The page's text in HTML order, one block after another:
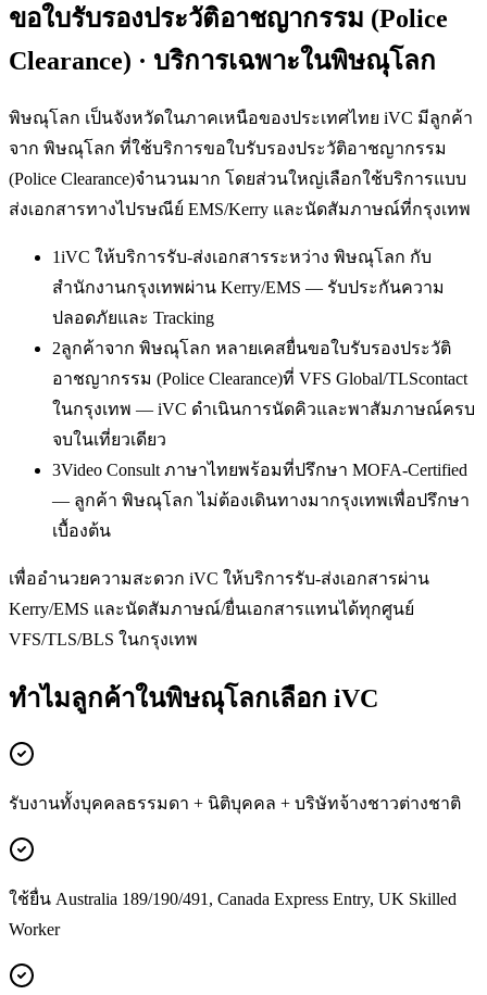
ขอใบรับรองประวัติอาชญากรรม (Police
Clearance) · บริการเฉพาะในพิษณุโลก
พิษณุโลก เป็นจังหวัดในภาคเหนือของประเทศไทย iVC มีลูกค้า
จาก พิษณุโลก ที่ใช้บริการขอใบรับรองประวัติอาชญากรรม
(Police Clearance)จำนวนมาก โดยส่วนใหญ่เลือกใช้บริการแบบ
ส่งเอกสารทางไปรษณีย์ EMS/Kerry และนัดสัมภาษณ์ที่กรุงเทพ
1iVC ให้บริการรับ-ส่งเอกสารระหว่าง พิษณุโลก กับ
สำนักงานกรุงเทพผ่าน Kerry/EMS — รับประกันความ
ปลอดภัยและ Tracking
2ลูกค้าจาก พิษณุโลก หลายเคสยื่นขอใบรับรองประวัติ
อาชญากรรม (Police Clearance)ที่ VFS Global/TLScontact
ในกรุงเทพ — iVC ดำเนินการนัดคิวและพาสัมภาษณ์ครบ
จบในเที่ยวเดียว
3Video Consult ภาษาไทยพร้อมที่ปรึกษา MOFA-Certified
— ลูกค้า พิษณุโลก ไม่ต้องเดินทางมากรุงเทพเพื่อปรึกษา
เบื้องต้น
เพื่ออำนวยความสะดวก iVC ให้บริการรับ-ส่งเอกสารผ่าน
Kerry/EMS และนัดสัมภาษณ์/ยื่นเอกสารแทนได้ทุกศูนย์
VFS/TLS/BLS ในกรุงเทพ
ทำไมลูกค้าในพิษณุโลกเลือก iVC
รับงานทั้งบุคคลธรรมดา + นิติบุคคล + บริษัทจ้างชาวต่างชาติ
ใช้ยื่น Australia 189/190/491, Canada Express Entry, UK Skilled
Worker